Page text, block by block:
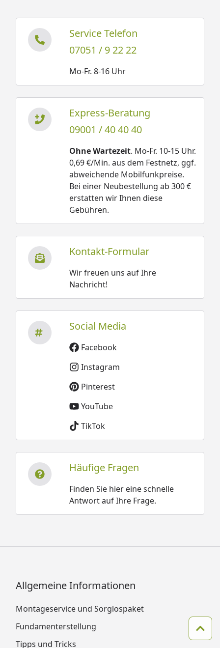
Service Telefon
07051 / 9 22 22
Mo-Fr. 8-16 Uhr
Express-Beratung
09001 / 40 40 40
Ohne Wartezeit. Mo-Fr. 10-15 Uhr.
0,69 €/Min. aus dem Festnetz, ggf.
abweichende Mobilfunkpreise.
Bei einer Neubestellung ab 300 €
erstatten wir Ihnen diese
Gebühren.
Kontakt-Formular
Wir freuen uns auf Ihre
Nachricht!
Social Media
Facebook
Instagram
Pinterest
YouTube
TikTok
Häufige Fragen
Finden Sie hier eine schnelle
Antwort auf Ihre Frage.
Allgemeine Informationen
Montageservice und Sorglospaket
Fundamenterstellung
Tipps und Tricks